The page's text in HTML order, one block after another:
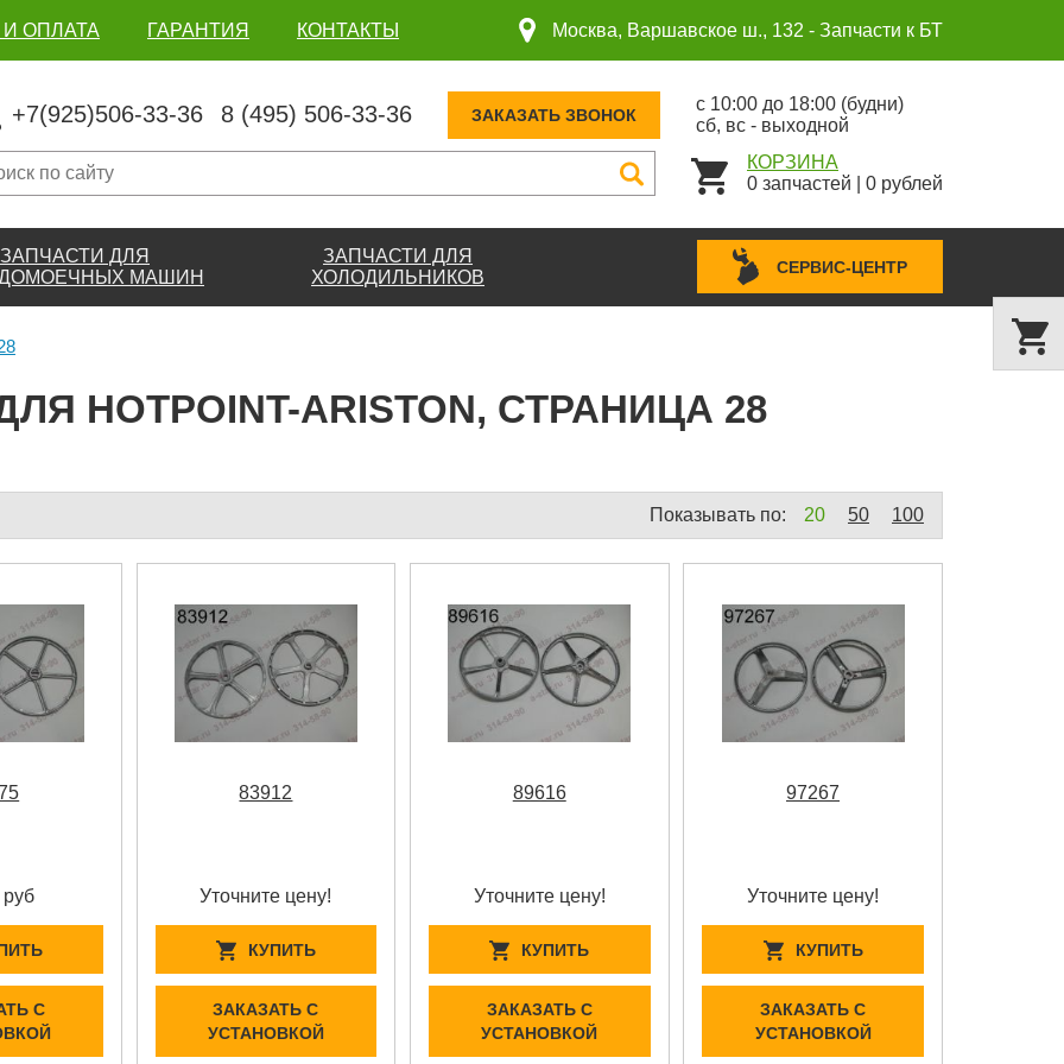
ОПЛАТА ГАРАНТИЯ КОНТАКТЫ Москва, Варшавское ш., 132 - Запчасти к БТ
+7(925)506-33-36 8 (495) 506-33-36 ЗАКАЗАТЬ ЗВОНОК
с 10:00 до 18:00 (будни)
сб, вс - выходной
КОРЗИНА
0 запчастей 0 рублей
ЗАПЧАСТИ ДЛЯ
МАШИН
ЗАПЧАСТИ ДЛЯ
ХОЛОДИЛЬНИКОВ
СЕРВИС-ЦЕНТР
HOTPOINT-ARISTON, СТРАНИЦА 28
Показывать по: 20 50 100
С
83912
Уточните цену!
КУПИТЬ
ЗАКАЗАТЬ С
УСТАНОВКОЙ
89616
Уточните цену!
КУПИТЬ
ЗАКАЗАТЬ С
УСТАНОВКОЙ
97267
Уточните цену!
КУПИТЬ
ЗАКАЗАТЬ С
УСТАНОВКОЙ